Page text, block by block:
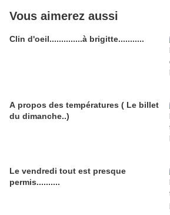
Vous aimerez aussi
Clin d'oeil..............à brigitte...........
A propos des températures ( Le billet
du dimanche..)
Le vendredi tout est presque
permis..........